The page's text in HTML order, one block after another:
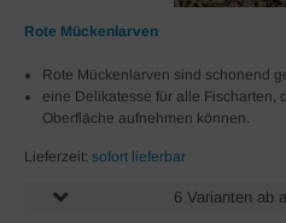
Rote Mückenlarven
Rote Mückenlarven sind schonend
eine Delikatesse für alle Fischarten,
Oberfläche aufnehmen können.
Lieferzeit: sofort lieferbar
6 Varianten ab